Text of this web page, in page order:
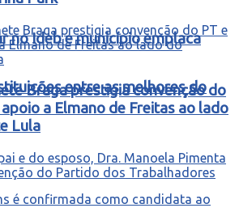
no Ideb e município emplaca
entre as melhores do
Braga prestigia convenção do
a Elmano de Freitas ao lado
Lula